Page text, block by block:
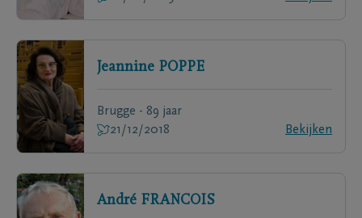
Jeannine POPPE
Brugge - 89 jaar
21/12/2018
Bekijken
André FRANCOIS